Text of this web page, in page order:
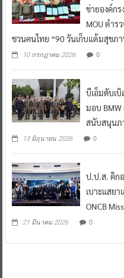
ข่ายองค์ก
MOU ตำร
ชวนคนไทย “90 วันเก็บแต้มสุขภ
10 กรกฎาคม 2026 0
บีเอ็มดับเบิ
มอบ BMW
สนับสนุนภ
13 มิถุนายน 2026 0
ป.ป.ส. คิก
เบาะแสย
ONCB
21 มีนาคม 2026 0